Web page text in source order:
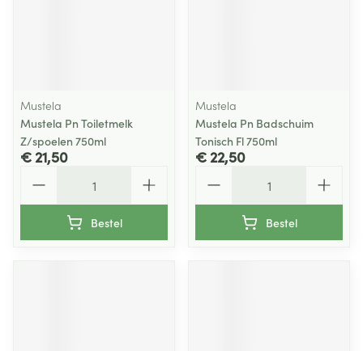
Mustela
Mustela Pn Toiletmelk
Z/spoelen 750ml
€ 21,50
Bestel
Mustela
Mustela Pn Badschuim
Tonisch Fl 750ml
€ 22,50
Bestel